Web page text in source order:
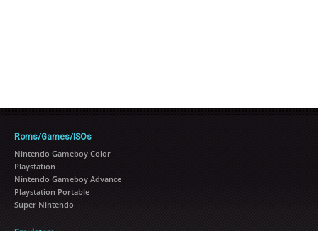
Roms/Games/ISOs
Nintendo Gameboy Color
Playstation
Nintendo Gameboy Advance
Playstation Portable
Super Nintendo